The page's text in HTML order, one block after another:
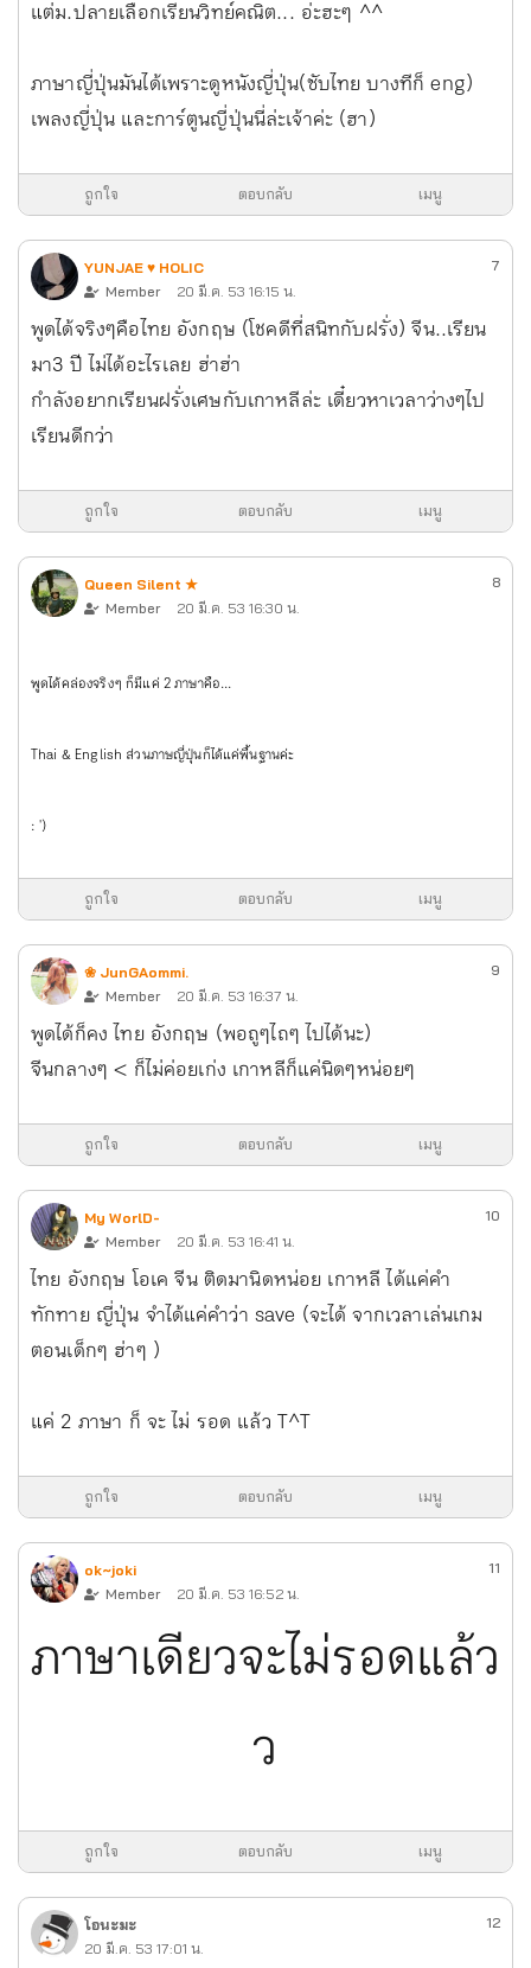
แต่ม.ปลายเลือกเรียนวิทย์คณิต... อ่ะฮะๆ ^^
ภาษาญี่ปุ่นมันได้เพราะดูหนังญี่ปุ่น(ซับไทย บางทีก็ eng)
เพลงญี่ปุ่น และการ์ตูนญี่ปุ่นนี่ล่ะเจ้าค่ะ (ฮา)
ถูกใจ ตอบกลับ เมนู
YUNJAE ♥ HOLIC
Member
20 มี.ค. 53 16:15 น.
7
พูดได้จริงๆคือไทย อังกฤษ (โชคดีที่สนิทกับฝรั่ง) จีน..เรียน
มา3 ปี ไม่ได้อะไรเลย ฮ่าฮ่า
กำลังอยากเรียนฝรั่งเศษกับเกาหลีล่ะ เดี๋ยวหาเวลาว่างๆไป
เรียนดีกว่า
ถูกใจ ตอบกลับ เมนู
Queen Silent ★
Member
20 มี.ค. 53 16:30 น.
8
พูดได้คล่องจริง ๆ ก็มีแค่ 2 ภาษาคือ ...
Thai & English ส่วนภาษญี่ปุ่นก็ได้แค่พื้นฐานค่ะ
: ')
ถูกใจ ตอบกลับ เมนู
❀ JunGAommi.
Member
20 มี.ค. 53 16:37 น.
9
พูดได้ก็คง ไทย อังกฤษ (พอถูๆไถๆ ไปได้นะ)
จีนกลางๆ < ก็ไม่ค่อยเก่ง เกาหลีก็แค่นิดๆหน่อยๆ
ถูกใจ ตอบกลับ เมนู
My WorlD-
Member
20 มี.ค. 53 16:41 น.
10
ไทย อังกฤษ โอเค จีน ติดมานิดหน่อย เกาหลี ได้แค่คำ
ทักทาย ญี่ปุ่น จำได้แค่คำว่า save (จะได้ จากเวลาเล่นเกม
ตอนเด็กๆ ฮ่าๆ )
แค่ 2 ภาษา ก็ จะ ไม่ รอด แล้ว T^T
ถูกใจ ตอบกลับ เมนู
ok~joki
Member
20 มี.ค. 53 16:52 น.
11
ภาษาเดียวจะไม่รอดแล้ว
ว
ถูกใจ ตอบกลับ เมนู
โอนะมะ
20 มี.ค. 53 17:01 น.
12